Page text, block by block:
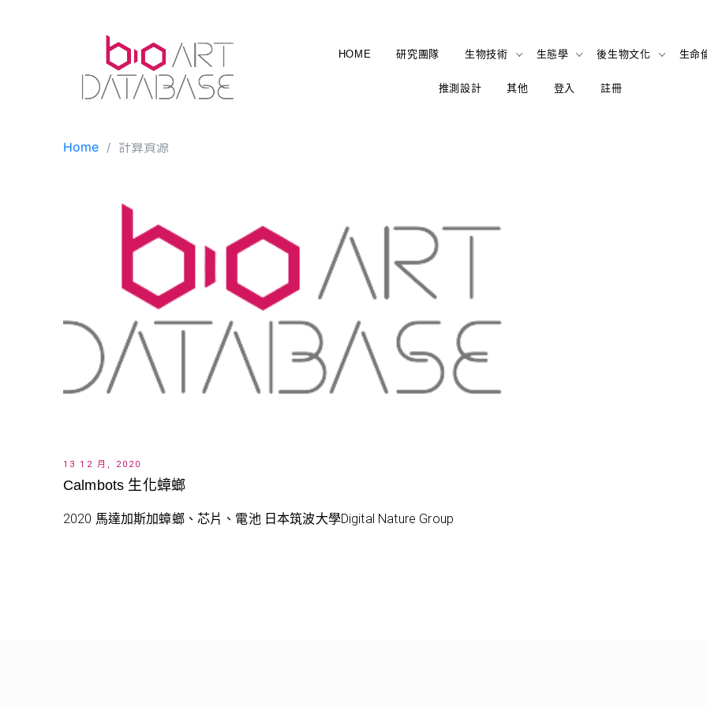
HOME 研究團隊 生物技術 生態學 後生物文化 生命
推測設計 其他 登入 註冊
Home 計算資源
13 12 月, 2020
Calmbots 生化蟑螂
2020 馬達加斯加蟑螂、芯片、電池 日本筑波大學Digital Nature Group